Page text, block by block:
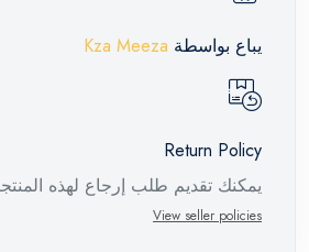
يباع بواسطة Kza Meeza
Return Policy
يمكنك تقديم طلب إرجاع لهذه
View seller policies